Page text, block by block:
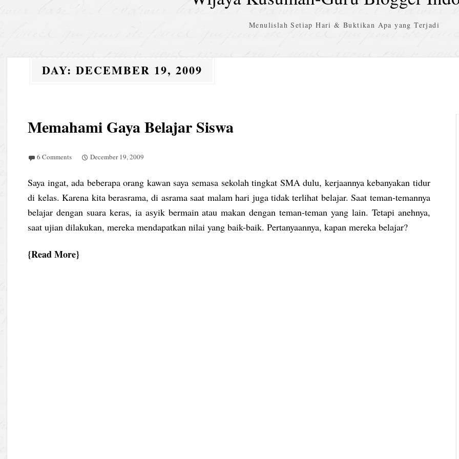
Menulislah Setiap Hari & Buktikan Apa yang Terjadi
DAY:DECEMBER 19, 2009
Memahami Gaya Belajar Siswa
6 Comments December 19, 2009
Saya ingat, ada beberapa orang kawan saya semasa sekolah tingkat SMA dulu, kerjaannya kebanyakan tidur
di kelas. Karena kita berasrama, di asrama saat malam hari juga tidak terlihat belajar. Saat teman-temannya
belajar dengan suara keras, ia asyik bermain atau makan dengan teman-teman yang lain. Tetapi anehnya,
saat ujian dilakukan, mereka mendapatkan nilai yang baik-baik. Pertanyaannya, kapan mereka belajar?
Read More